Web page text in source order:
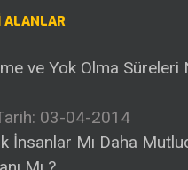
ALANLAR
ve Yok Olma Süreleri
03-04-2014
İnsanlar Mı Daha